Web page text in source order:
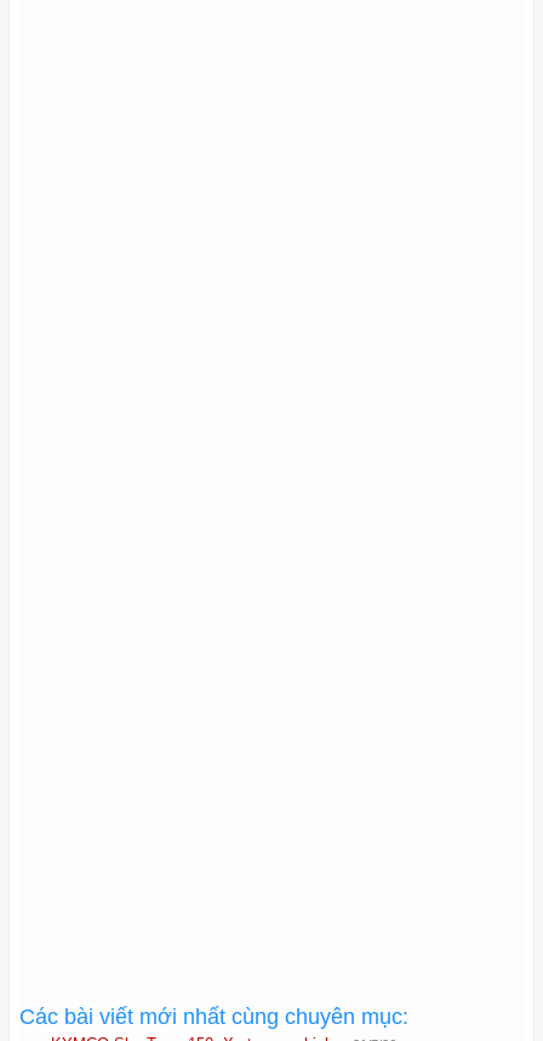
Các bài viết mới nhất cùng chuyên mục: